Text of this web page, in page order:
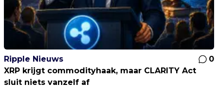
Ripple Nieuws
0
XRP krijgt commodityhaak, maar CLARITY Act
sluit niets vanzelf af